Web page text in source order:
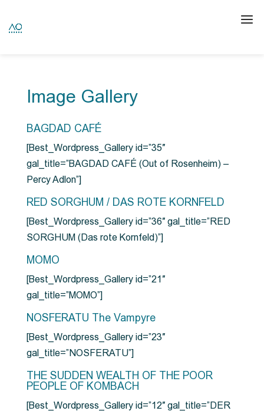
Image Gallery
BAGDAD CAFÉ
[Best_Wordpress_Gallery id=”35″
gal_title=”BAGDAD CAFÉ (Out of Rosenheim) –
Percy Adlon”]
RED SORGHUM / DAS ROTE KORNFELD
[Best_Wordpress_Gallery id=”36″ gal_title=”RED
SORGHUM (Das rote Kornfeld)”]
MOMO
[Best_Wordpress_Gallery id=”21″
gal_title=”MOMO”]
NOSFERATU The Vampyre
[Best_Wordpress_Gallery id=”23″
gal_title=”NOSFERATU”]
THE SUDDEN WEALTH OF THE POOR
PEOPLE OF KOMBACH
[Best_Wordpress_Gallery id=”12″ gal_title=”DER